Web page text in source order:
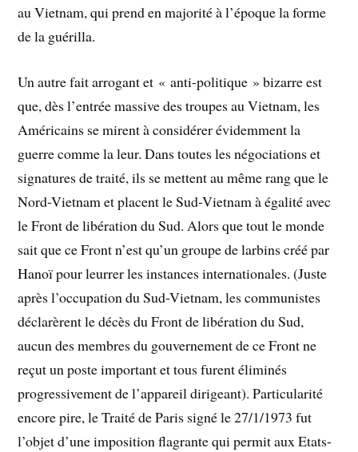
au Vietnam, qui prend en majorité à l’époque la forme
de la guérilla.
Un autre fait arrogant et « anti-politique » bizarre est
que, dès l’entrée massive des troupes au Vietnam, les
Américains se mirent à considérer évidemment la
guerre comme la leur. Dans toutes les négociations et
signatures de traité, ils se mettent au même rang que le
Nord-Vietnam et placent le Sud-Vietnam à égalité avec
le Front de libération du Sud. Alors que tout le monde
sait que ce Front n’est qu’un groupe de larbins créé par
Hanoï pour leurrer les instances internationales. (Juste
après l’occupation du Sud-Vietnam, les communistes
déclarèrent le décès du Front de libération du Sud,
aucun des membres du gouvernement de ce Front ne
reçut un poste important et tous furent éliminés
progressivement de l’appareil dirigeant). Particularité
encore pire, le Traité de Paris signé le 27/1/1973 fut
l’objet d’une imposition flagrante qui permit aux Etats-